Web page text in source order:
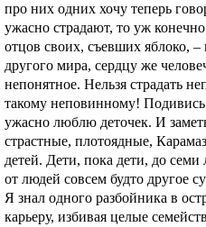
про них одних хочу теперь
ужасно страдают, то уж
отцов своих, съевших яблоко, –
другого мира, сердцу же
непонятное. Нельзя страдать
такому неповинному!
ужасно люблю деточек. И
страстные, плотоядные,
детей. Дети, пока дети, до семи
от людей совсем будто другое
Я знал одного разбойника в
карьеру, избивая целые